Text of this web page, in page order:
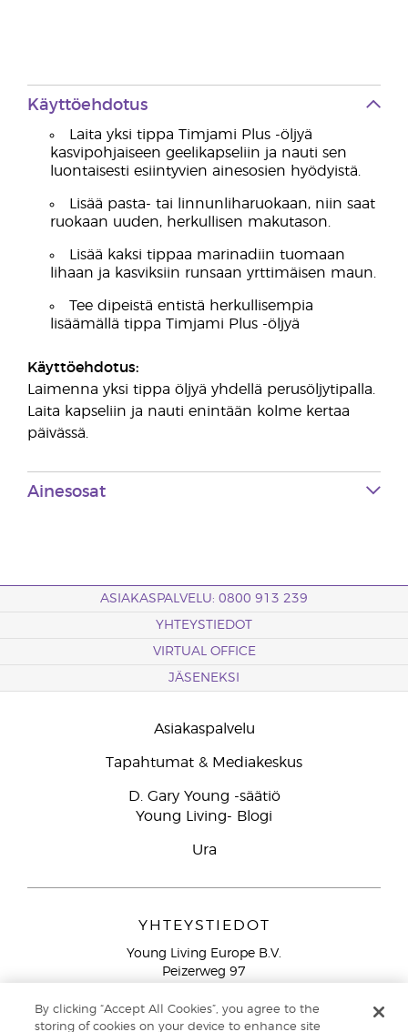
Käyttöehdotus
Laita yksi tippa Timjami Plus -öljyä
kasvipohjaiseen geelikapseliin ja nauti sen
luontaisesti esiintyvien ainesosien hyödyistä.
Lisää pasta- tai linnunliharuokaan, niin saat
ruokaan uuden, herkullisen makutason.
Lisää kaksi tippaa marinadiin tuomaan
lihaan ja kasviksiin runsaan yrttimäisen maun.
Tee dipeistä entistä herkullisempia
lisäämällä tippa Timjami Plus -öljyä
Käyttöehdotus:
Laimenna yksi tippa öljyä yhdellä perusöljytipalla.
Laita kapseliin ja nauti enintään kolme kertaa
päivässä.
Ainesosat
ASIAKASPALVELU: 0800 913 239
YHTEYSTIEDOT
VIRTUAL OFFICE
JÄSENEKSI
Asiakaspalvelu
Tapahtumat & Mediakeskus
D. Gary Young -säätiö
Young Living- Blogi
Ura
YHTEYSTIEDOT
Young Living Europe B.V.
Peizerweg 97
Netherlands
By clicking “Accept All Cookies”, you agree to the
storing of cookies on your device to enhance site